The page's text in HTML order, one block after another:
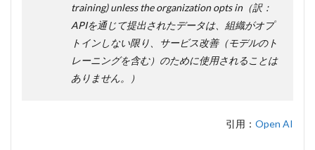
training) unless the organization opts in（訳：
APIを通じて提出されたデータは、組織がオプ
トインしない限り、サービス改善（モデルのト
レーニングを含む）のために使用されることは
ありません。）
引用： Open AI